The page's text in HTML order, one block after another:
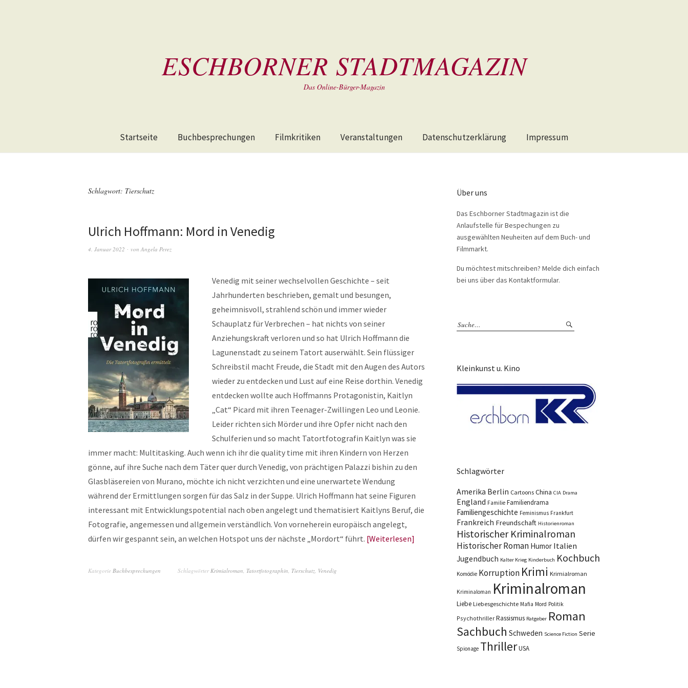
ESCHBORNER STADTMAGAZIN
Das Online-Bürger-Magazin
Startseite Buchbesprechungen Filmkritiken Veranstaltungen Datenschutzerklärung Impressum
Schlagwort: Tierschutz
Ulrich Hoffmann: Mord in Venedig
4. Januar 2022 von Angela Perez
Venedig mit seiner wechselvollen Geschichte – seit
Jahrhunderten beschrieben, gemalt und besungen,
geheimnisvoll, strahlend schön und immer wieder
Schauplatz für Verbrechen – hat nichts von seiner
Anziehungskraft verloren und so hat Ulrich Hoffmann die
Lagunenstadt zu seinem Tatort auserwählt. Sein flüssiger
Schreibstil macht Freude, die Stadt mit den Augen des Autors
wieder zu entdecken und Lust auf eine Reise dorthin. Venedig
entdecken wollte auch Hoffmanns Protagonistin, Kaitlyn
„Cat“ Picard mit ihren Teenager-Zwillingen Leo und Leonie.
Leider richten sich Mörder und ihre Opfer nicht nach den
Schulferien und so macht Tatortfotografin Kaitlyn was sie
immer macht: Multitasking. Auch wenn ich ihr die quality time mit ihren Kindern von Herzen
gönne, auf ihre Suche nach dem Täter quer durch Venedig, von prächtigen Palazzi bishin zu den
Glasbläsereien von Murano, möchte ich nicht verzichten und eine unerwartete Wendung
während der Ermittlungen sorgen für das Salz in der Suppe. Ulrich Hoffmann hat seine Figuren
interessant mit Entwicklungspotential nach oben angelegt und thematisiert Kaitlyns Beruf, die
Fotografie, angemessen und allgemein verständlich. Von vorneherein europäisch angelegt,
dürfen wir gespannt sein, an welchen Hotspot uns der nächste „Mordort“ führt. Weiterlesen
Kategorie Buchbesprechungen SchlagwörterKrimialroman, Tatortfotographin, Tierschutz, Venedig
Über uns
Das Eschborner Stadtmagazin ist die
Anlaufstelle für Bespechungen zu
ausgewählten Neuheiten auf dem Buch- und
Filmmarkt.
Du möchtest mitschreiben? Melde dich einfach
bei uns über das Kontaktformular.
Kleinkunst u. Kino
Schlagwörter
Amerika Berlin Cartoons China CIA Drama
England Familie Familiendrama
Familiengeschichte Feminismus Frankfurt
Frankreich Freundschaft Historienroman
Historischer Kriminalroman
Historischer Roman Humor Italien
Jugendbuch Kalter Krieg Kinderbuch Kochbuch
Komödie Korruption Krimi Krimialroman
Kriminaloman Kriminalroman
Liebe Liebesgeschichte Mafia Mord Politik
Psychothriller Rassismus Ratgeber Roman
Sachbuch Schweden Science Fiction Serie
Spionage ThrillerUSA